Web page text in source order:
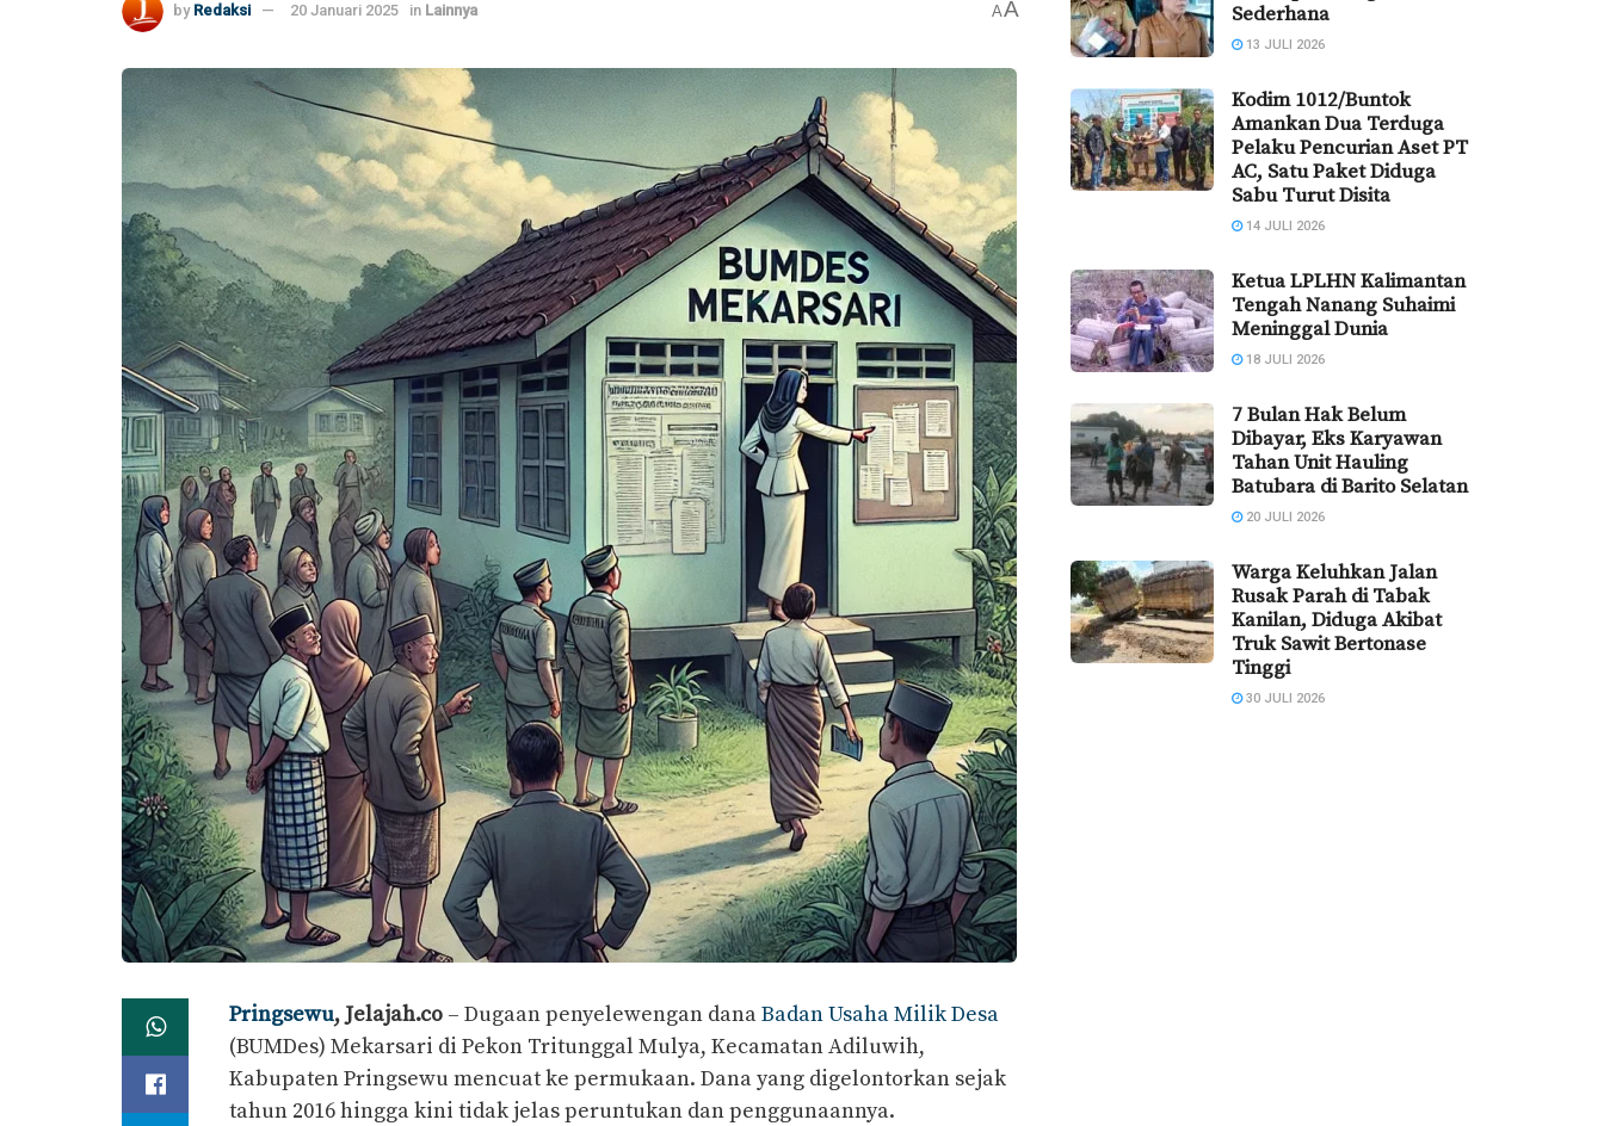
by Redaksi 20 Januari 2025 in Lainnya AA
Pringsewu, Jelajah.co – Dugaan penyelewengan danaBadan Usaha Milik Desa
(BUMDes) Mekarsari di Pekon Tritunggal Mulya, Kecamatan Adiluwih,
Kabupaten Pringsewu mencuat ke permukaan. Dana yang digelontorkan sejak
tahun 2016 hingga kini tidak jelas peruntukan dan penggunaannya.
Sederhana
13 JULI 2026
Kodim 1012/Buntok
Amankan Dua Terduga
Pelaku Pencurian Aset PT
AC, Satu Paket Diduga
Sabu Turut Disita
14 JULI 2026
Ketua LPLHN Kalimantan
Tengah Nanang Suhaimi
Meninggal Dunia
18 JULI 2026
7 Bulan Hak Belum
Dibayar, Eks Karyawan
Tahan Unit Hauling
Batubara di Barito Selatan
20 JULI 2026
Warga Keluhkan Jalan
Rusak Parah di Tabak
Kanilan, Diduga Akibat
Truk Sawit Bertonase
Tinggi
30 JULI 2026